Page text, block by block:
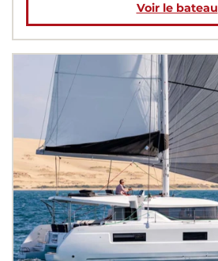
Voir le bateau